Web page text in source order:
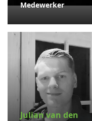
Medewerker
Julian van den